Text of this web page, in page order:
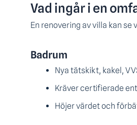
Vad ingår i en
En renovering av villa kan se
Badrum
Nya tätskikt, kakel,
Kräver certifierade
Höjer värdet och